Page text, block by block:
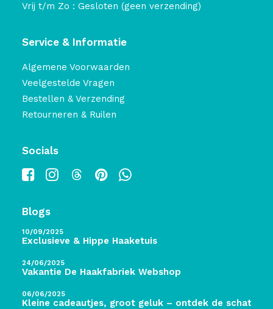
Vrij t/m Zo : Gesloten (geen verzending)
Service & Informatie
Algemene Voorwaarden
Veelgestelde Vragen
Bestellen & Verzending
Retourneren & Ruilen
Socials
Blogs
10/09/2025
Exclusieve & Hippe Haaketuis
24/06/2025
Vakantie De Haakfabriek Webshop
06/06/2025
Kleine cadeautjes, groot geluk – ontdek de schatten